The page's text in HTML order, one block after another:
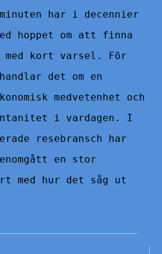
har i decennier
hoppet om att finna
med kort varsel. För
det om en
medvetenhet och
i vardagen. I
resebransch har
en stor
med hur det såg ut